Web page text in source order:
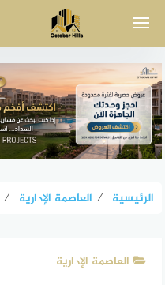
الرئيسية ⁄ العاصمة الإدارية ⁄
العاصمة الإدارية